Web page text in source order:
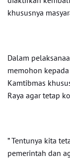
khususnya
Dalam
memohon
Kamtibmas
Raya agar tetap
” Tentunya kita
pemerintah dan